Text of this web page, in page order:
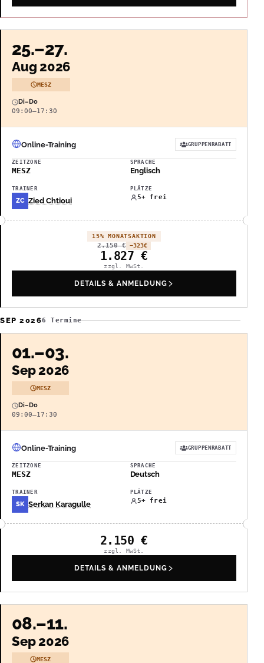
25.–27.
Aug 2026
MESZ
Di–Do
09:00–17:30
Online-Training GRUPPENRABATT
ZEITZONE
MESZ
SPRACHE
Englisch
TRAINER
ZC Zied Chtioui
PLÄTZE
5+ frei
15% MONATSAKTION
2.150€ −323€
1.827€
zzgl. MwSt.
DETAILS & ANMELDUNG
SEP 20266 Termine
01.–03.
Sep 2026
MESZ
Di–Do
09:00–17:30
Online-Training GRUPPENRABATT
ZEITZONE
MESZ
SPRACHE
Deutsch
TRAINER
SK Serkan Karagulle
PLÄTZE
5+ frei
2.150€
zzgl. MwSt.
DETAILS & ANMELDUNG
08.–11.
Sep 2026
MESZ